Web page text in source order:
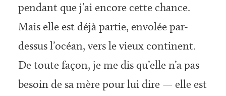
pendant que j’ai encore cette chance.
Mais elle est déjà partie, envolée par-
dessus l’océan, vers le vieux continent.
De toute façon, je me dis qu’elle n’a pas
besoin de sa mère pour lui dire — elle est